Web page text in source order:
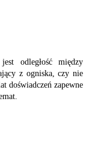
odległość między
z ogniska, czy nie
doświadczeń zapewne